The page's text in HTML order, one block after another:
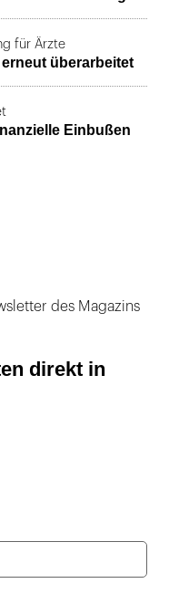
für Ärzte
überarbeitet
Einbußen
des Magazins
direkt in